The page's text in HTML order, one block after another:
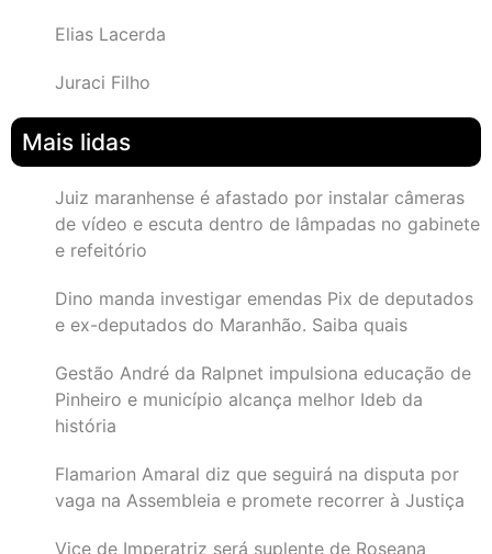
Elias Lacerda
Juraci Filho
Mais lidas
Juiz maranhense é afastado por instalar câmeras
de vídeo e escuta dentro de lâmpadas no gabinete
e refeitório
Dino manda investigar emendas Pix de deputados
e ex-deputados do Maranhão. Saiba quais
Gestão André da Ralpnet impulsiona educação de
Pinheiro e município alcança melhor Ideb da
história
Flamarion Amaral diz que seguirá na disputa por
vaga na Assembleia e promete recorrer à Justiça
Vice de Imperatriz será suplente de Roseana